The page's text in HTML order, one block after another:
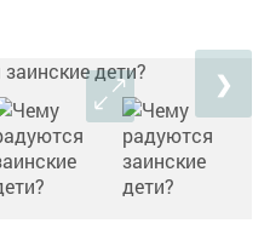
❯